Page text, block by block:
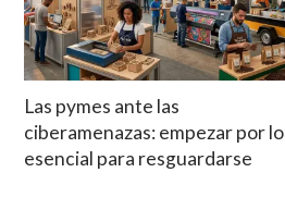
Las pymes ante las
ciberamenazas: empezar por lo
esencial para resguardarse